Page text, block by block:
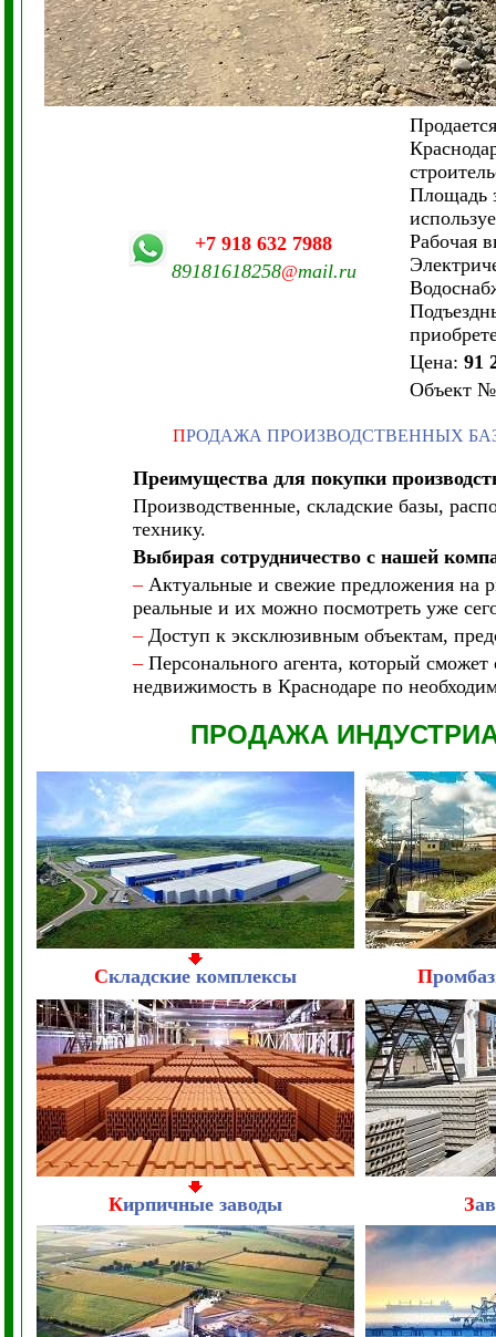
+7 918 632 7988
89181618258@mail.ru
Площадь
Рабочая
Цена: 91
Объект №
ПРОДАЖА ПРОИЗВОДСТВЕННЫХ
Преимущества для покупки
Производственные, складские базы,
технику.
Выбирая сотрудничество с нашей
–Актуальные и свежие предложения на
реальные и их можно посмотреть уже
–Доступ к эксклюзивным объектам,
–Персонального агента, который
недвижимость в Краснодаре по
ПРОДАЖА
Складские комплексы П
Кирпичные заводы З